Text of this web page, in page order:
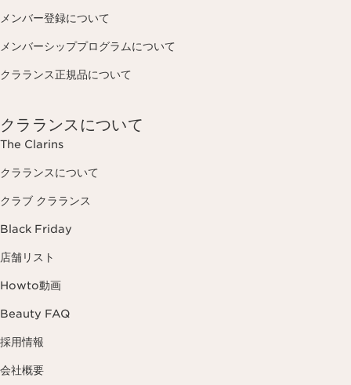
メンバー登録について
メンバーシッププログラムについて
クラランス正規品について
クラランスについて
The Clarins
クラランスについて
クラブ クラランス
Black Friday
店舗リスト
Howto動画
Beauty FAQ
採用情報
会社概要